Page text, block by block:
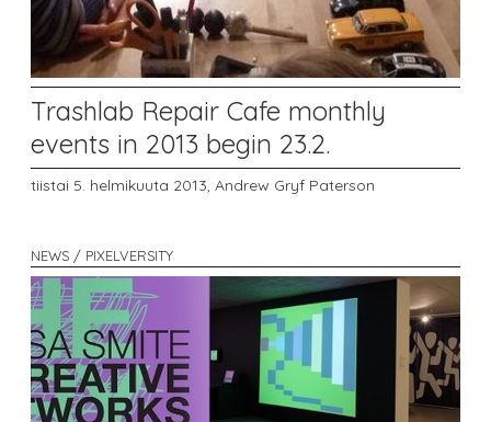
Trashlab Repair Cafe monthly
events in 2013 begin 23.2.
tiistai 5. helmikuuta 2013, Andrew Gryf Paterson
NEWS / PIXELVERSITY